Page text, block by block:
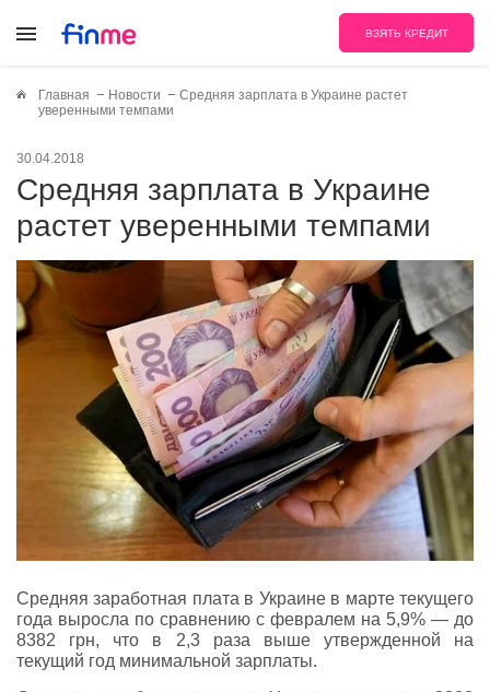
ВЗЯТЬ КРЕДИТ
Главная Новости
Средняя зарплата в Украине растет
уверенными темпами
30.04.2018
Средняя зарплата в Украине
растет уверенными темпами
Средняя заработная плата в Украине в марте текущего
года выросла по сравнению с февралем на 5,9% — до
8382 грн, что в 2,3 раза выше утвержденной на
текущий год минимальной зарплаты.